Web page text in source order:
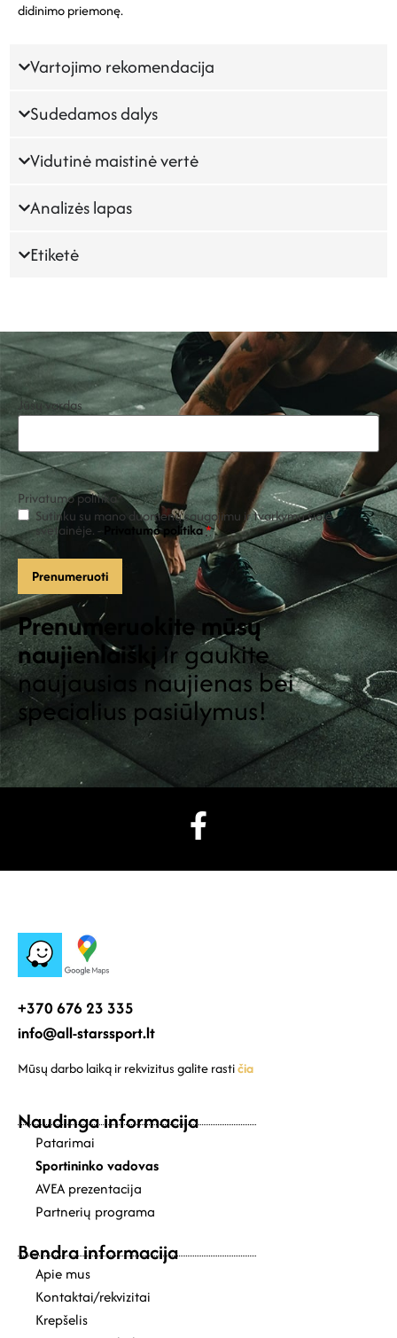
didinimo priemonę.
Vartojimo rekomendacija
Sudedamos dalys
Vidutinė maistinė vertė
Analizės lapas
Etiketė
Jūsų vardas
Privatumo politika*
Sutinku su mano duomenų saugojimu ir tvarkymu šioje
svetainėje. - Privatumo politika*
Prenumeruokite mūsų
naujienlaiškį ir gaukite
naujausias naujienas bei
specialius pasiūlymus!
+370 676 23 335
info@all-starssport.lt
Mūsų darbo laiką ir rekvizitus galite rastičia
Naudinga informacija
Patarimai
Sportininko vadovas
AVEA prezentacija
Partnerių programa
Bendra informacija
Apie mus
Kontaktai/rekvizitai
Krepšelis